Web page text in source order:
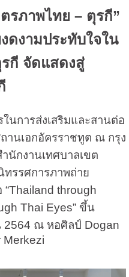
รภาพไทย – ตุรกี”
ดงามประทับใจใน
กี จัดแสดงสู่
ารส่งเสริมและสานต่อ
านเอกอัครราชทูต ณ กรุง
นักงานเทศบาลเขต
ทรรศการภาพถ่าย
through
Thai Eyes” ขึ้น
2564 ณ หอศิลป์ Dogan
Merkezi